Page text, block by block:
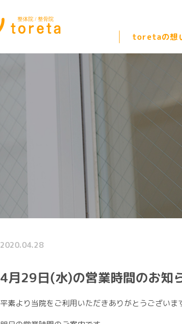
toretaの想
2020.04.28
4月29日(水)の営業時間のお知
平素より当院をご利用いただきありがとうございま